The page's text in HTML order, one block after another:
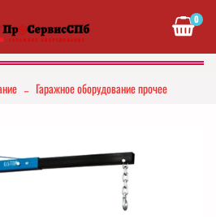
0
Гаражное оборудование прочее